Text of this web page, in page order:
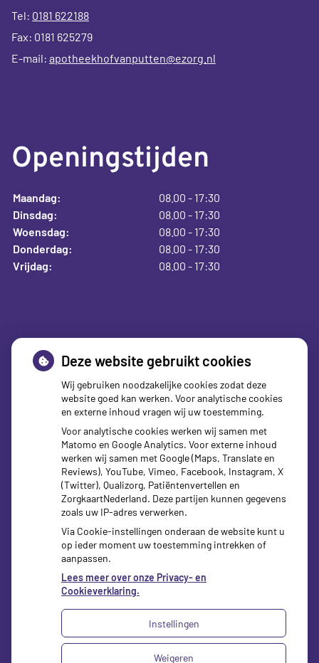
Tel: 0181 622188
Fax: 0181 625279
E-mail: apotheekhofvanputten@ezorg.nl
Openingstijden
Maandag:
08.00 - 17:30
Dinsdag:
08.00 - 17:30
Woensdag:
08.00 - 17:30
Donderdag:
08.00 - 17:30
Vrijdag:
08.00 - 17:30
Deskundig advies op
maat
Nadat u bent ingelogd, kunt u chatten met de apotheker voor
advies en begeleiding bij het gebruik van geneesmiddelen.
U ontvangt op werkdagen binnen 24 uur een inhoudelijke
Uw Zorg Online|Beheer
Deze website gebruikt cookies
Wij gebruiken noodzakelijke cookies zodat deze
website goed kan werken. Voor analytische cookies
en externe inhoud vragen wij uw toestemming.
Voor analytische cookies werken wij samen met
Matomo en Google Analytics. Voor externe inhoud
werken wij samen met Google (Maps, Translate en
Reviews), YouTube, Vimeo, Facebook, Instagram, X
(Twitter), Qualizorg, Patiëntenvertellen en
ZorgkaartNederland. Deze partijen kunnen gegevens
zoals uw IP-adres verwerken.
Via Cookie-instellingen onderaan de website kunt u
op ieder moment uw toestemming intrekken of
aanpassen.
Lees meer over onze Privacy- en
Cookieverklaring.
Instellingen
Weigeren